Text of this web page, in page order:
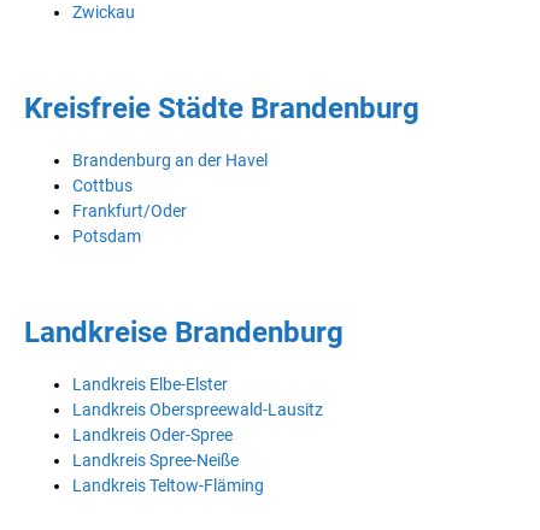
Zwickau
Kreisfreie Städte Brandenburg
Brandenburg an der Havel
Cottbus
Frankfurt/Oder
Potsdam
Landkreise Brandenburg
Landkreis Elbe-Elster
Landkreis Oberspreewald-Lausitz
Landkreis Oder-Spree
Landkreis Spree-Neiße
Landkreis Teltow-Fläming